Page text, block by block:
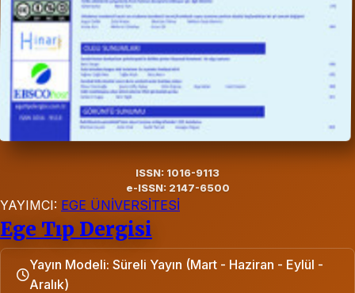
ISSN: 1016-9113
e-ISSN: 2147-6500
YAYIMCI: EGE ÜNİVERSİTESİ
Ege Tıp Dergisi
Yayın Modeli: Süreli Yayın (Mart - Haziran - Eylül -
Aralık)